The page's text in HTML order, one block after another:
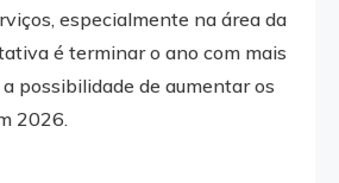
especialmente na área da
é terminar o ano com mais
possibilidade de aumentar os
2026.